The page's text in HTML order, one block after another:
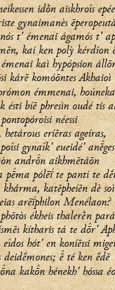
idṑn aiskhroîs
gynaimanès
t' émenai ágamós t'
kaí ken polỳ kérdion
kaì hypópsion
kárē komóōntes Akhaioì
émmenai,
ésti bíē phresìn oudé tis
néessi
hetárous eríēras ageíras,
gynaîk' eueidé' anges
andrn aikhmētáōn
pma pólēḯ te pantí te
katēpheíēn dè
arēḯphilon Menélaon?
ékheis thalerḕn
kítharis tá te dr'
hót' en koníēısi
deidḗmones;  té ken ḗdē
kakn hénekh' hóssa